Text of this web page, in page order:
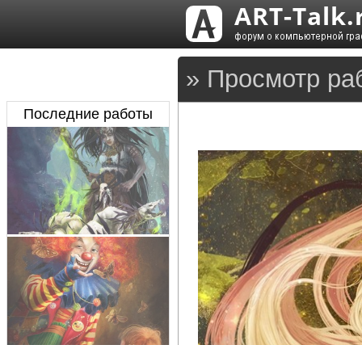
» Просмотр
Последние работы